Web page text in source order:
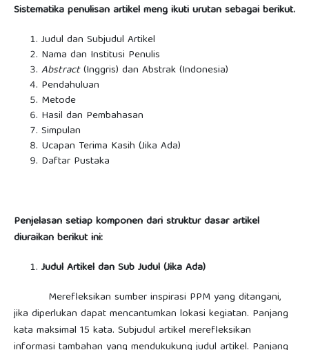
Sistematika penulisan artikel meng ikuti urutan sebagai berikut.
Judul dan Subjudul Artikel
Nama dan Institusi Penulis
Abstract(Inggris) dan Abstrak (Indonesia)
Pendahuluan
Metode
Hasil dan Pembahasan
Simpulan
Ucapan Terima Kasih (Jika Ada)
Daftar Pustaka
Penjelasan setiap komponen dari struktur dasar artikel
diuraikan berikut ini:
Judul Artikel dan Sub Judul (Jika Ada)
Merefleksikan sumber inspirasi PPM yang ditangani,
jika diperlukan dapat mencantumkan lokasi kegiatan. Panjang
kata maksimal 15 kata. Subjudul artikel merefleksikan